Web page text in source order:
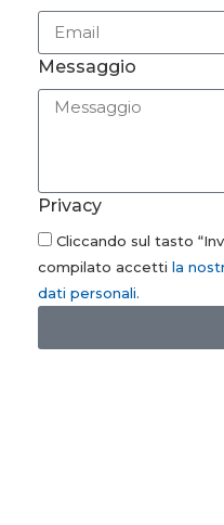
Messaggio
Privacy
Cliccando sul tasto
compilato accetti la
dati personali.